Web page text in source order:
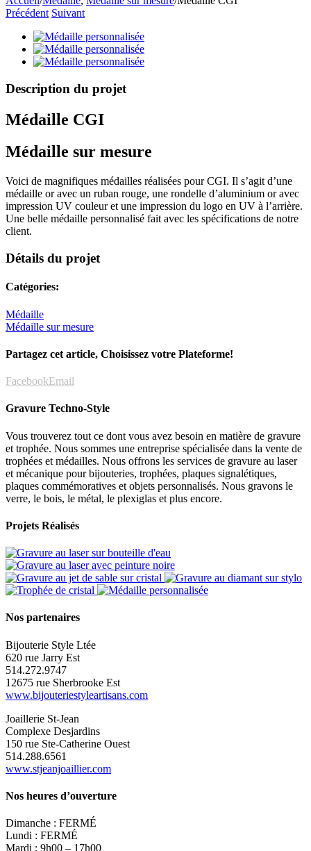
Précédent Suivant
Description du projet
Médaille CGI
Médaille sur mesure
Voici de magnifiques médailles réalisées pour CGI. Il s’agit d’une
médaille or avec un ruban rouge, une rondelle d’aluminium or avec
impression UV couleur et une impression du logo en UV à l’arrière.
Une belle médaille personnalisé fait avec les spécifications de notre
client.
Détails du projet
Catégories:
Médaille
Médaille sur mesure
Partagez cet article, Choisissez votre Plateforme!
FacebookEmail
Gravure Techno-Style
Vous trouverez tout ce dont vous avez besoin en matière de gravure
et trophée. Nous sommes une entreprise spécialisée dans la vente de
trophées et médailles. Nous offrons les services de gravure au laser
et mécanique pour bijouteries, trophées, plaques signalétiques,
plaques commémoratives et objets personnalisés. Nous gravons le
verre, le bois, le métal, le plexiglas et plus encore.
Projets Réalisés
Nos partenaires
Bijouterie Style Ltée
620 rue Jarry Est
514.272.9747
12675 rue Sherbrooke Est
www.bijouteriestyleartisans.com
Joaillerie St-Jean
Complexe Desjardins
150 rue Ste-Catherine Ouest
514.288.6561
www.stjeanjoaillier.com
Nos heures d’ouverture
Dimanche : FERMÉ
Lundi : FERMÉ
Mardi : 9h00 – 17h00